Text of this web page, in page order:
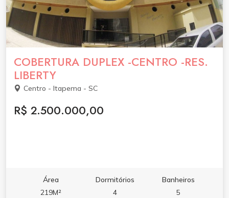
COBERTURA DUPLEX -CENTRO -RES.
LIBERTY
Centro - Itapema - SC
R$ 2.500.000,00
Área
219M²
Dormitórios
4
Banheiros
5